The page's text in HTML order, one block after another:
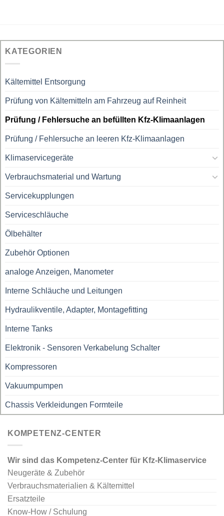
KATEGORIEN
Kältemittel Entsorgung
Prüfung von Kältemitteln am Fahrzeug auf Reinheit
Prüfung / Fehlersuche an befüllten Kfz-Klimaanlagen
Prüfung / Fehlersuche an leeren Kfz-Klimaanlagen
Klimaservicegeräte
Verbrauchsmaterial und Wartung
Servicekupplungen
Serviceschläuche
Ölbehälter
Zubehör Optionen
analoge Anzeigen, Manometer
Interne Schläuche und Leitungen
Hydraulikventile, Adapter, Montagefitting
Interne Tanks
Elektronik - Sensoren Verkabelung Schalter
Kompressoren
Vakuumpumpen
Chassis Verkleidungen Formteile
KOMPETENZ-CENTER
Wir sind das Kompetenz-Center für Kfz-Klimaservice
Neugeräte & Zubehör
Verbrauchsmaterialien & Kältemittel
Ersatzteile
Know-How / Schulung